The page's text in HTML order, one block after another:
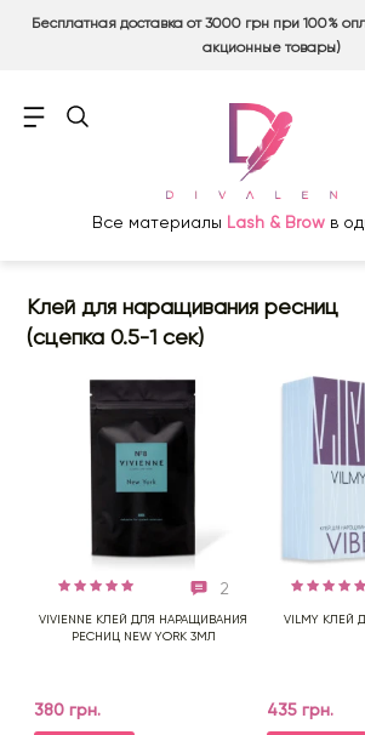
Бесплатная доставка от 3000 грн при 100%
акционные товары)
Все материалы Lash & Brow в
Клей для наращивания ресниц
(сцепка 0.5-1 сек)
2
VIVIENNE КЛЕЙ ДЛЯ НАРАЩИВАНИЯ
РЕСНИЦ NEW YORK 3МЛ
380 грн.
VILMY КЛЕЙ
435 грн.